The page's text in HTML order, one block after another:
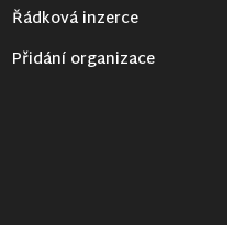
Řádková inzerce
Přidání organizace